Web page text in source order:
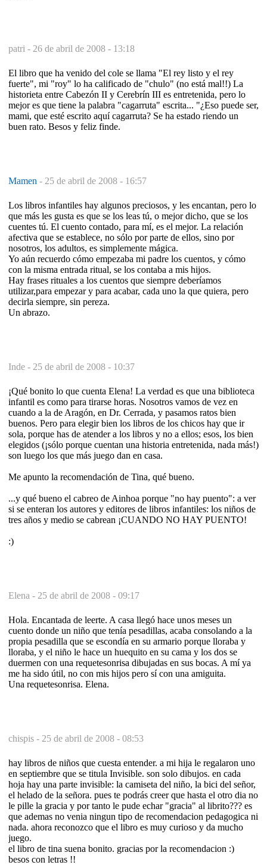
patri - 26 de abril de 2008 - 13:18
El libro que ha venido del cole se llama "El rey listo y el rey
fuerte", mi "roy" lo ha calificado de "chulo" (no está mal!!) La
historieta entre Cabezón II y Cerebrín III es entretenida, pero lo
mejor es que tiene la palabra "cagarruta" escrita... "¿Eso puede ser,
mami, que esté escrito aquí cagarruta? Se ha estado riendo un
buen rato. Besos y feliz finde.
Mamen - 25 de abril de 2008 - 16:57
Los libros infantiles hay algunos preciosos, y les encantan, pero lo
que más les gusta es que se los leas tú, o mejor dicho, que se los
cuentes tú. El cuento contado, para mí, es el mejor. La relación
afectiva que se establece, no sólo por parte de ellos, sino por
nosotros, los adultos, es simplemente mágica.
Yo aún recuerdo cómo empezaba mi padre los cuentos, y cómo
con la misma entrada ritual, se los contaba a mis hijos.
Hay frases rituales a los cuentos que siempre deberíamos
utilizar,para empezar y para acabar, cada uno la que quiera, pero
decirla siempre, sin pereza.
Un abrazo.
Inde - 25 de abril de 2008 - 10:37
¡Qué bonito lo que cuenta Elena! La verdad es que una biblioteca
infantil es como para tirarse horas. Nosotros vamos de vez en
cuando a la de Aragón, en Dr. Cerrada, y pasamos ratos bien
buenos. Pero para elegir bien los libros de los chicos hay que ir
sola, porque has de atender a los libros y no a ellos; esos, los bien
elegidos (¡sólo porque cuentan una historia entretenida, nada más!)
son luego los que más juego dan en casa.
Me apunto la recomendación de Tina, qué bueno.
...y qué bueno el cabreo de Ainhoa porque "no hay puento": a ver
si se enteran los autores y editores de libros infantiles: los niños de
tres años y medio se cabrean ¡CUANDO NO HAY PUENTO!
:)
Elena - 25 de abril de 2008 - 09:17
Hola. Encantada de leerte. A casa llegó hace unos meses un
cuento donde un niño que tenía pesadillas, acaba consolando a la
propia pesadilla que se escondía en su armario porque lloraba y
lloraba, y el niño le hace un huequito en su cama y los dos se
duermen con una requetesonrisa dibujadas en sus bocas. A mí ya
me ha sido útil, no con mis hijos pero sí con una amiguita.
Una requetesonrisa. Elena.
chispis - 25 de abril de 2008 - 08:53
hay libros de niños que cuesta entender. a mi hija le regalaron uno
en septiembre que se titula Invisible. son solo dibujos. en cada
hoja hay una parte invisible: la camiseta del niño, la bici del señor,
el helado de la señora. pues te podrás creer que hasta el otro dia no
le pille la gracia y por tanto le pude echar "gracia" al librito??? es
que ademas no venia ningun tipo de recomendacion pedagogica ni
nada. ahora reconozco que el libro es muy curioso y da mucho
juego.
el libro de tina suena bonito. gracias por la recomendacion :)
besos con letras !!